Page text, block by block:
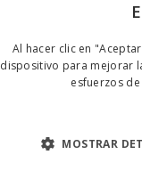
Ver
GRATIS
Al hacer clic en
dispositivo para mejorar
esfuerzos
MOSTRAR